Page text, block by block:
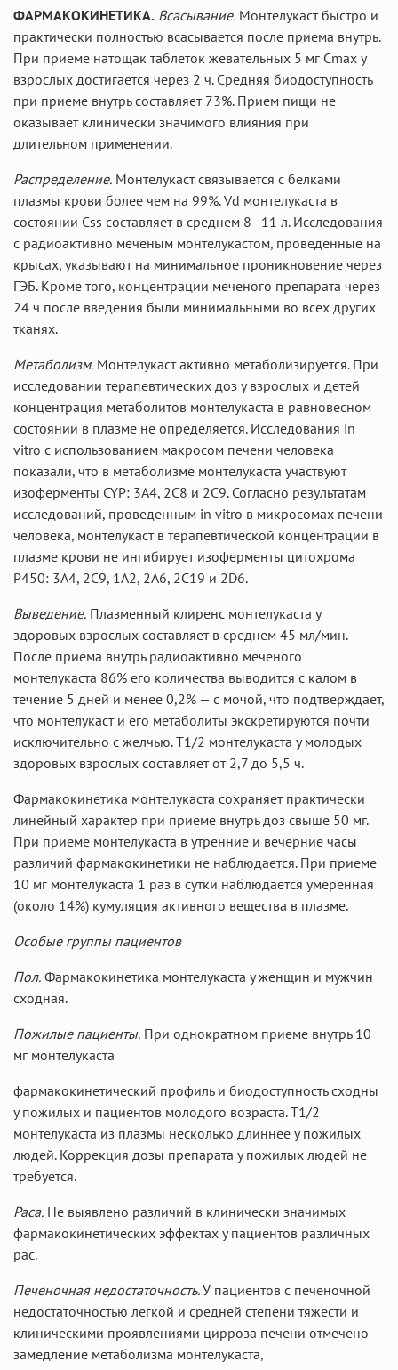
ФАРМАКОКИНЕТИКА. Всасывание. Монтелукаст быстро и
практически полностью всасывается после приема внутрь.
При приеме натощак таблеток жевательных 5 мг Cmax у
взрослых достигается через 2 ч. Средняя биодоступность
при приеме внутрь составляет 73%. Прием пищи не
оказывает клинически значимого влияния при
длительном применении.
Распределение. Монтелукаст связывается с белками
плазмы крови более чем на 99%. Vd монтелукаста в
состоянии Css составляет в среднем 8–11 л. Исследования
с радиоактивно меченым монтелукастом, проведенные на
крысах, указывают на минимальное проникновение через
ГЭБ. Кроме того, концентрации меченого препарата через
24 ч после введения были минимальными во всех других
тканях.
Метаболизм. Монтелукаст активно метаболизируется. При
исследовании терапевтических доз у взрослых и детей
концентрация метаболитов монтелукаста в равновесном
состоянии в плазме не определяется. Исследования in
vitro с использованием макросом печени человека
показали, что в метаболизме монтелукаста участвуют
изоферменты CYP: 3А4, 2С8 и 2С9. Согласно результатам
исследований, проведенным in vitro в микросомах печени
человека, монтелукаст в терапевтической концентрации в
плазме крови не ингибирует изоферменты цитохрома
P450: 3А4, 2С9, 1А2, 2А6, 2С19 и 2D6.
Выведение. Плазменный клиренс монтелукаста у
здоровых взрослых составляет в среднем 45 мл/мин.
После приема внутрь радиоактивно меченого
монтелукаста 86% его количества выводится с калом в
течение 5 дней и менее 0,2% — с мочой, что подтверждает,
что монтелукаст и его метаболиты экскретируются почти
исключительно с желчью. T1/2 монтелукаста у молодых
здоровых взрослых составляет от 2,7 до 5,5 ч.
Фармакокинетика монтелукаста сохраняет практически
линейный характер при приеме внутрь доз свыше 50 мг.
При приеме монтелукаста в утренние и вечерние часы
различий фармакокинетики не наблюдается. При приеме
10 мг монтелукаста 1 раз в сутки наблюдается умеренная
(около 14%) кумуляция активного вещества в плазме.
Особые группы пациентов
Пол. Фармакокинетика монтелукаста у женщин и мужчин
сходная.
Пожилые пациенты. При однократном приеме внутрь 10
мг монтелукаста
фармакокинетический профиль и биодоступность сходны
у пожилых и пациентов молодого возраста. T1/2
монтелукаста из плазмы несколько длиннее у пожилых
людей. Коррекция дозы препарата у пожилых людей не
требуется.
Раса. Не выявлено различий в клинически значимых
фармакокинетических эффектах у пациентов различных
рас.
Печеночная недостаточность.У пациентов с печеночной
недостаточностью легкой и средней степени тяжести и
клиническими проявлениями цирроза печени отмечено
замедление метаболизма монтелукаста,